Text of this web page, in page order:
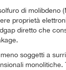
di molibdeno
proprietà
diretto che
soggetti a
monolitiche.